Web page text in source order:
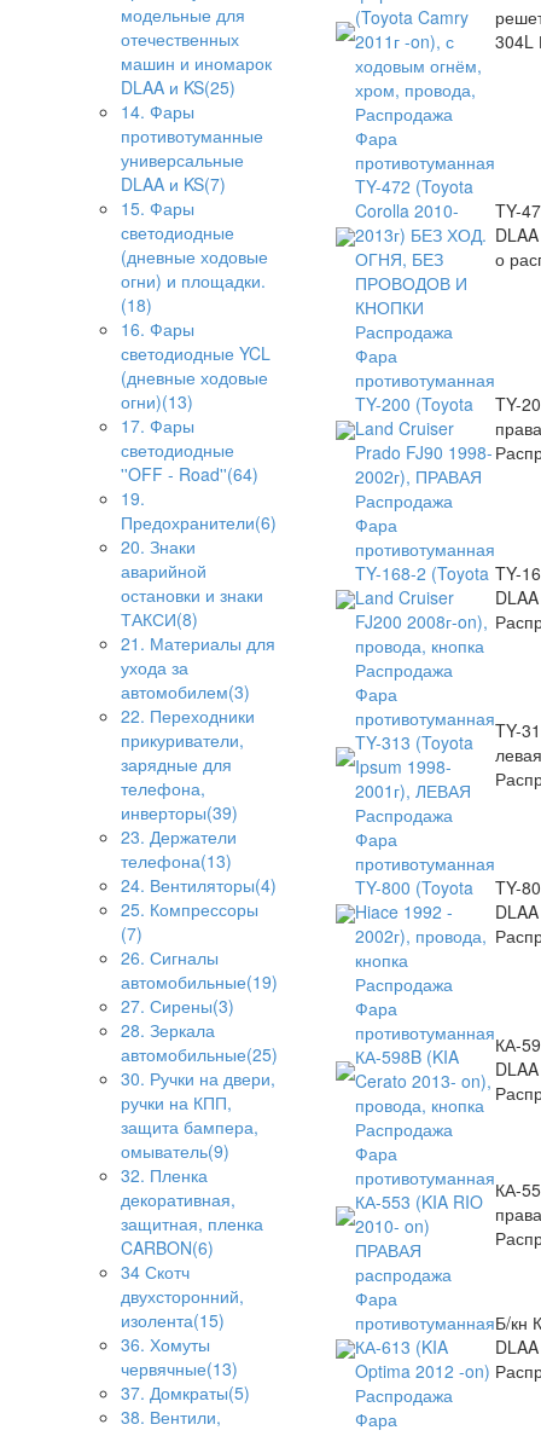
модельные для
отечественных
машин и иномарок
DLAA и KS(25)
14. Фары
противотуманные
универсальные
DLAA и KS(7)
15. Фары
светодиодные
(дневные ходовые
огни) и площадки.
(18)
16. Фары
светодиодные YCL
(дневные ходовые
огни)(13)
17. Фары
светодиодные
''OFF - Road''(64)
19.
Предохранители(6)
20. Знаки
аварийной
остановки и знаки
ТАКСИ(8)
21. Материалы для
ухода за
автомобилем(3)
22. Переходники
прикуриватели,
зарядные для
телефона,
инверторы(39)
23. Держатели
телефона(13)
24. Вентиляторы(4)
25. Компрессоры
(7)
26. Сигналы
автомобильные(19)
27. Сирены(3)
28. Зеркала
автомобильные(25)
30. Ручки на двери,
ручки на КПП,
защита бампера,
омыватель(9)
32. Пленка
декоративная,
защитная, пленка
CARBON(6)
34 Скотч
двухсторонний,
изолента(15)
36. Хомуты
червячные(13)
37. Домкраты(5)
38. Вентили,
(Toyota Camry
2011г -on), с
ходовым огнём,
хром, провода,
Распродажа
304L
Фара
противотуманная
TY-472 (Toyota
Corolla 2010-
2013г) БЕЗ ХОД.
ОГНЯ, БЕЗ
ПРОВОДОВ И
КНОПКИ
Распродажа
TY-
о
Фара
противотуманная
TY-200 (Toyota
Land Cruiser
Prado FJ90 1998-
2002г), ПРАВАЯ
Распродажа
TY-
Фара
противотуманная
TY-168-2 (Toyota
Land Cruiser
FJ200 2008г-on),
провода, кнопка
Распродажа
TY-
DLAA
Фара
противотуманная
TY-313 (Toyota
Ipsum 1998-
2001г), ЛЕВАЯ
Распродажа
TY-
левая
Фара
противотуманная
TY-800 (Toyota
Hiace 1992 -
2002г), провода,
кнопка
Распродажа
TY-
DLAA
Фара
противотуманная
КА-598B (KIA
Cerato 2013- on),
провода, кнопка
Распродажа
КА-
DLAA
Фара
противотуманная
КА-553 (KIA RIO
2010- on)
ПРАВАЯ
распродажа
КА-
Фара
противотуманная
КА-613 (KIA
Optima 2012 -on)
Распродажа
Б/кн
DLAA
Фара